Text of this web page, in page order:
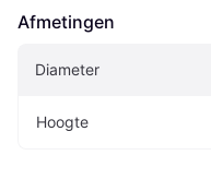
Afmetingen
Diameter
Hoogte